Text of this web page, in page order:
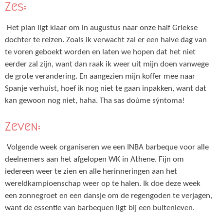
Zes:
Het plan ligt klaar om in augustus naar onze half Griekse
dochter te reizen. Zoals ik verwacht zal er een halve dag van
te voren geboekt worden en laten we hopen dat het niet
eerder zal zijn, want dan raak ik weer uit mijn doen vanwege
de grote verandering. En aangezien mijn koffer mee naar
Spanje verhuist, hoef ik nog niet te gaan inpakken, want dat
kan gewoon nog niet, haha. Tha sas doúme sýntoma!
Zeven:
Volgende week organiseren we een INBA barbeque voor alle
deelnemers aan het afgelopen WK in Athene. Fijn om
iedereen weer te zien en alle herinneringen aan het
wereldkampioenschap weer op te halen. Ik doe deze week
een zonnegroet en een dansje om de regengoden te verjagen,
want de essentie van barbequen ligt bij een buitenleven.